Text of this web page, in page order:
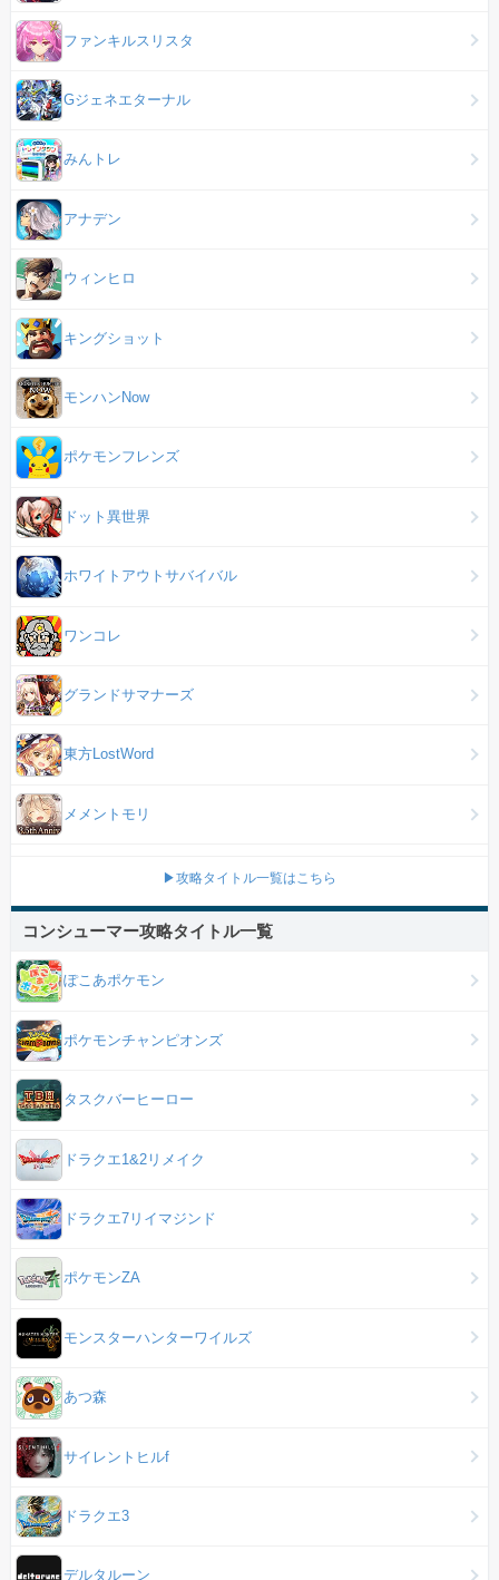
ファンキルスリスタ
Gジェネエターナル
みんトレ
アナデン
ウィンヒロ
キングショット
モンハンNow
ポケモンフレンズ
ドット異世界
ホワイトアウトサバイバル
ワンコレ
グランドサマナーズ
東方LostWord
メメントモリ
▶攻略タイトル一覧はこちら
コンシューマー攻略タイトル一覧
ぽこあポケモン
ポケモンチャンピオンズ
タスクバーヒーロー
ドラクエ1&2リメイク
ドラクエ7リイマジンド
ポケモンZA
モンスターハンターワイルズ
あつ森
サイレントヒルf
ドラクエ3
デルタルーン